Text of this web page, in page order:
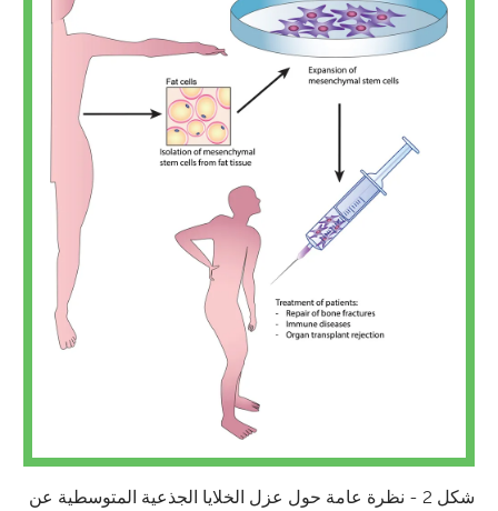
شكل 2 - نظرة عامة حول عزل الخلايا الجذعية المتوسطية عن